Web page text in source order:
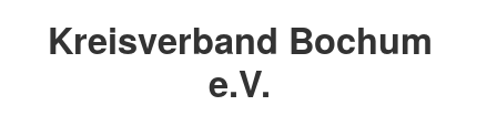
Kreisverband Bochum
e.V.